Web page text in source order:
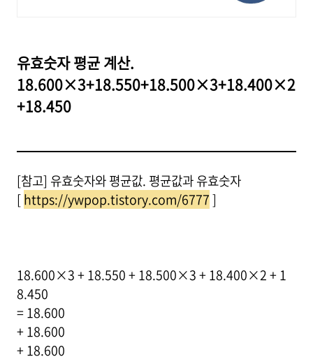
유효숫자 평균 계산.
18.600×3+18.550+18.500×3+18.400×2
+18.450
[참고] 유효숫자와 평균값. 평균값과 유효숫자
[https://ywpop.tistory.com/6777]
18.600×3 + 18.550 + 18.500×3 + 18.400×2 + 1
8.450
= 18.600
+ 18.600
+ 18.600